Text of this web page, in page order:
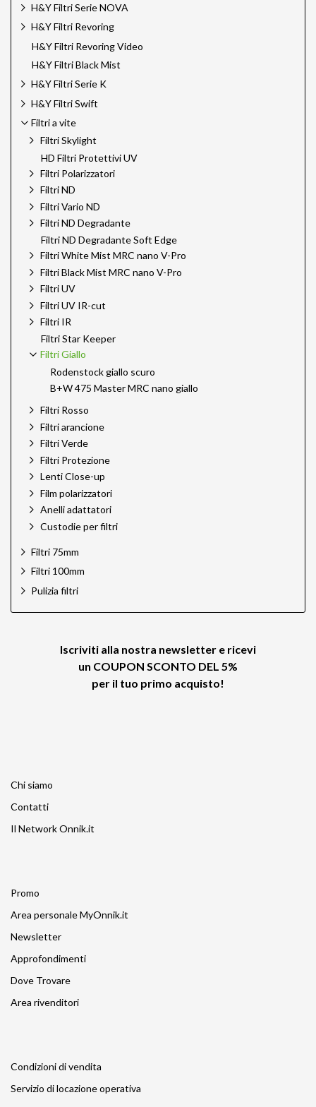
H&Y Filtri Serie NOVA
H&Y Filtri Revoring
H&Y Filtri Revoring Video
H&Y Filtri Black Mist
H&Y Filtri Serie K
H&Y Filtri Swift
Filtri a vite
Filtri Skylight
HD Filtri Protettivi UV
Filtri Polarizzatori
Filtri ND
Filtri Vario ND
Filtri ND Degradante
Filtri ND Degradante Soft Edge
Filtri White Mist MRC nano V-Pro
Filtri Black Mist MRC nano V-Pro
Filtri UV
Filtri UV IR-cut
Filtri IR
Filtri Star Keeper
Filtri Giallo
Rodenstock giallo scuro
B+W 475 Master MRC nano giallo
Filtri Rosso
Filtri arancione
Filtri Verde
Filtri Protezione
Lenti Close-up
Film polarizzatori
Anelli adattatori
Custodie per filtri
Filtri 75mm
Filtri 100mm
Pulizia filtri
Iscriviti alla nostra newsletter e ricevi
un COUPON SCONTO DEL 5%
per il tuo primo acquisto!
Chi siamo
Contatti
Il Network Onnik.it
Promo
Area personale MyOnnik.it
Newsletter
Approfondimenti
Dove Trovare
Area rivenditori
Condizioni di vendita
Servizio di locazione operativa